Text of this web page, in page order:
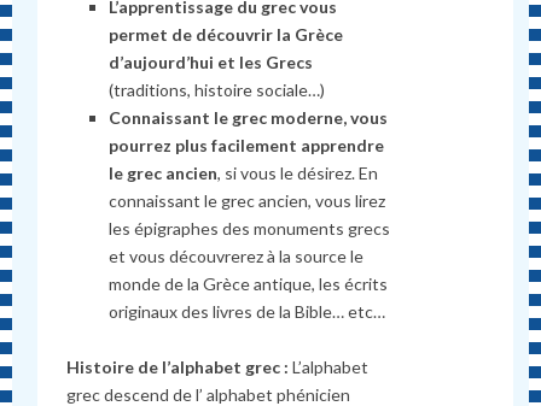
L’apprentissage du grec vous
permet de découvrir la Grèce
d’aujourd’hui et les Grecs
(traditions, histoire sociale…)
Connaissant le grec moderne, vous
pourrez plus facilement apprendre
le grec ancien, si vous le désirez. En
connaissant le grec ancien, vous lirez
les épigraphes des monuments grecs
et vous découvrerez à la source le
monde de la Grèce antique, les écrits
originaux des livres de la Bible… etc…
Histoire de l’alphabet grec :L’alphabet
grec descend de l’ alphabet phénicien